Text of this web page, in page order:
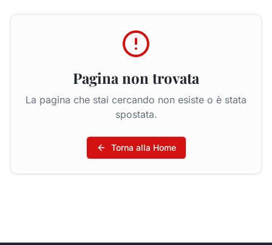
Pagina non trovata
La pagina che stai cercando non esiste o è stata
spostata.
Torna alla Home